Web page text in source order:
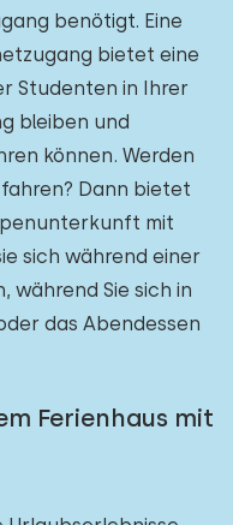
benötigt. Eine
bietet eine
Studenten in Ihrer
bleiben und
können. Werden
Dann bietet
mit
sich während einer
während Sie sich in
das Abendessen
Ferienhaus mit